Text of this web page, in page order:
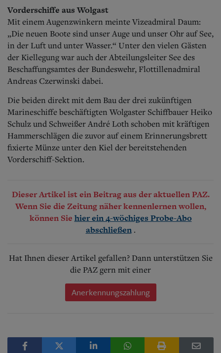
Vorderschiffe aus Wolgast
Mit einem Augenzwinkern meinte Vizeadmiral Daum:
„Die neuen Boote sind unser Auge und unser Ohr auf See,
in der Luft und unter Wasser.“ Unter den vielen Gästen
der Kiellegung war auch der Abteilungsleiter See des
Beschaffungsamtes der Bundeswehr, Flottillenadmiral
Andreas Czerwinski dabei.
Die beiden direkt mit dem Bau der drei zukünftigen
Marineschiffe beschäftigten Wolgaster Schiffbauer Heiko
Schulz und Schweißer André Loth schoben mit kräftigen
Hammerschlägen die zuvor auf einem Erinnerungsbrett
fixierte Münze unter den Kiel der bereitstehenden
Vorderschiff-Sektion.
Dieser Artikel ist ein Beitrag aus der aktuellen PAZ.
Wenn Sie die Zeitung näher kennenlernen wollen,
können Sie hier ein 4-wöchiges Probe-Abo
abschließen .
Hat Ihnen dieser Artikel gefallen? Dann unterstützen Sie
die PAZ gern mit einer
Anerkennungszahlung